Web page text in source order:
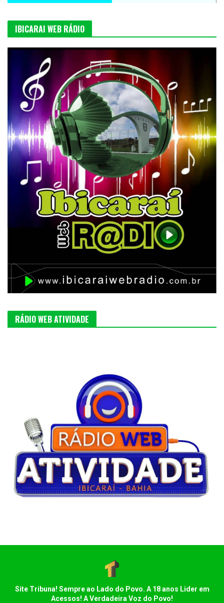
IBICARAI WEB RÁDIO
RÁDIO WEB ATIVIDADE
Site Tribuna! Sempre ao Lado do Povo. A 18 anos Lider em
Acessos! A Verdadeira Voz do Povo!